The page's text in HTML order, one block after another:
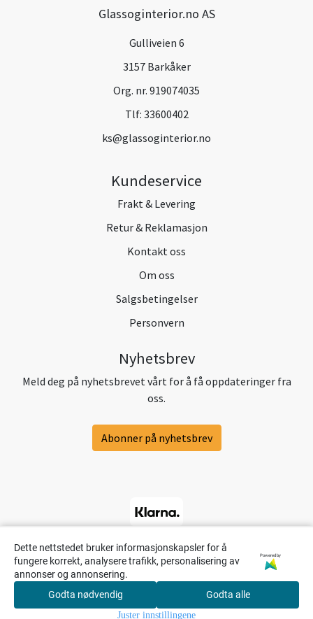
Dette nettstedet bruker informasjonskapsler for å
fungere korrekt, analysere trafikk, personalisering av
annonser og annonsering.
Powered by
Godta nødvendig Godta alle
Juster innstillingene
Glassoginterior.no AS
Gulliveien 6
3157 Barkåker
Org. nr. 919074035
Tlf: 33600402
ks@glassoginterior.no
Kundeservice
Frakt & Levering
Retur & Reklamasjon
Kontakt oss
Om oss
Salgsbetingelser
Personvern
Nyhetsbrev
Meld deg på nyhetsbrevet vårt for å få oppdateringer fra
oss.
Abonner på nyhetsbrev